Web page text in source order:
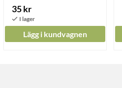
35 kr
Lägg i kundvagnen